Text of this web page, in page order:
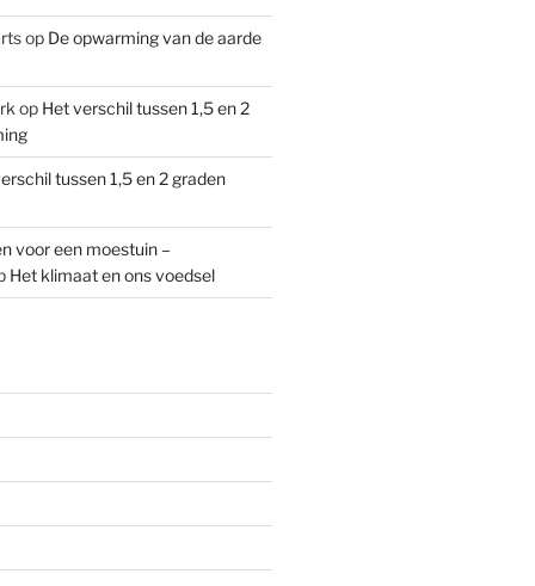
op De opwarming van de aarde
op Het verschil tussen 1,5 en 2
tussen 1,5 en 2 graden
voor een moestuin –
Het klimaat en ons voedsel